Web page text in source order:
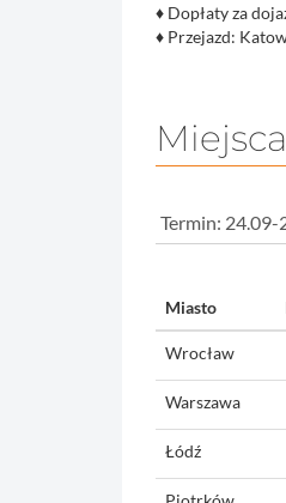
♦ Dopłaty za
♦ Przejazd:
Miasto
Wrocław
Warszawa
Łódź